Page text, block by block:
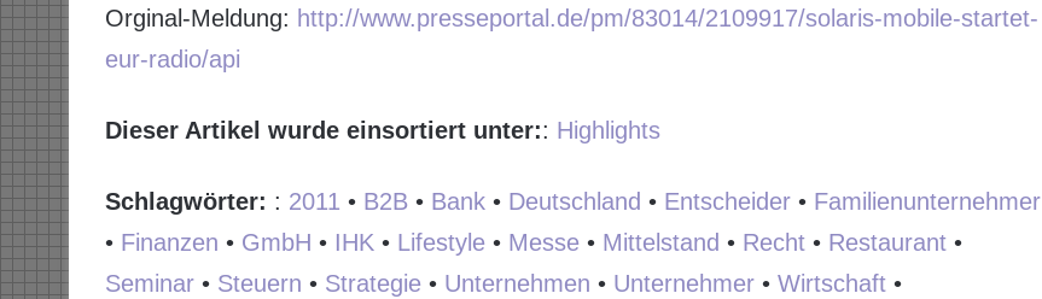
Orginal-Meldung: http://www.presseportal.de/pm/83014/2109917/solaris-mobile-startet-
eur-radio/api
Dieser Artikel wurde einsortiert unter:: Highlights
Schlagwörter: : 2011 • B2B • Bank • Deutschland • Entscheider • Familienunternehmer
• Finanzen • GmbH • IHK • Lifestyle • Messe • Mittelstand • Recht • Restaurant •
Seminar • Steuern • Strategie • Unternehmen • Unternehmer • Wirtschaft •